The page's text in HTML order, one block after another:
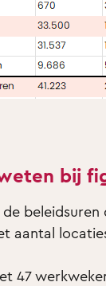
bij
aantal
47